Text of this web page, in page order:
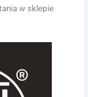
w sklepie